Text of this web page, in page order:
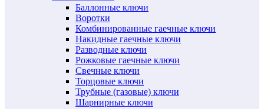
Баллонные ключи
Воротки
Комбинированные гаечные ключи
Накидные гаечные ключи
Разводные ключи
Рожковые гаечные ключи
Свечные ключи
Торцовые ключи
Трубные (газовые) ключи
Шарнирные ключи